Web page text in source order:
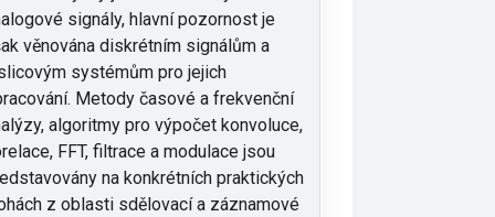
signály, hlavní pozornost je
věnována diskrétním signálům a
systémům pro jejich
Metody časové a frekvenční
algoritmy pro výpočet konvoluce,
FFT, filtrace a modulace jsou
na konkrétních praktických
z oblasti sdělovací a záznamové